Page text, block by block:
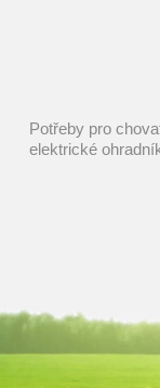
potřeby pro chovatele, chov ovcí, chov prasat, elektrický ohradník, napáječky, deratizace, pasti na myši, chovatelské potřeby, farmářské potřeby, kastrace, dojení, konve, mucholapky, dezinfekce,
elektrické